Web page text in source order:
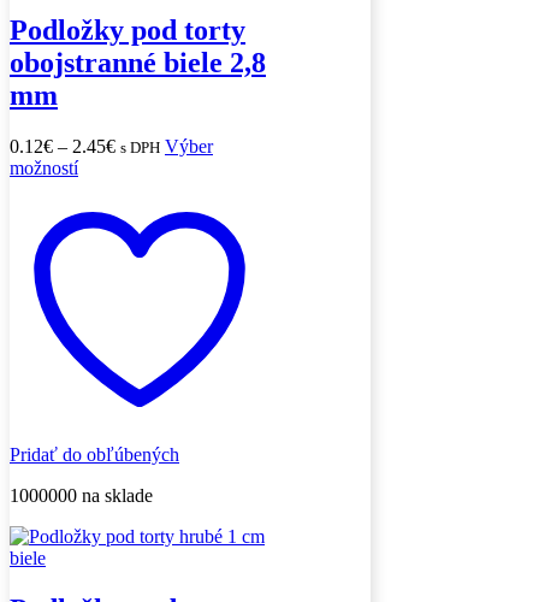
Podložky pod torty
obojstranné biele 2,8
mm
0.12€ – 2.45€Price
through
2.45€
s DPH Výber
možnostíTento
má
viacero
variantov.
vybrať
na
stránke
produktu.
Pridať do obľúbených
1000000 na sklade